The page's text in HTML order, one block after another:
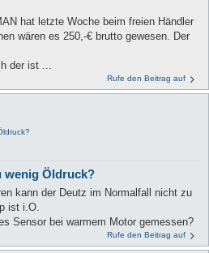
hat letzte Woche beim freien Händler
wären es 250,-€ brutto gewesen. Der
der ist ...
Rufe den Beitrag auf
wenig Öldruck?
kann der Deutz im Normalfall nicht zu
ist i.O.
Sensor bei warmem Motor gemessen?
Rufe den Beitrag auf